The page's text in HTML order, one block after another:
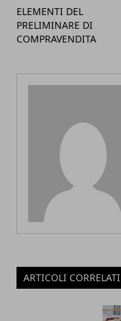
ELEMENTI DEL
PRELIMINARE DI
COMPRAVENDITA
ARTICOLI CORRELATI